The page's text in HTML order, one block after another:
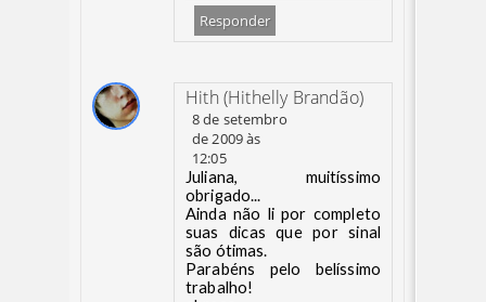
Responder
Hith (Hithelly Brandão)
8 de setembro
de 2009 às
12:05
Juliana, muitíssimo
obrigado...
Ainda não li por completo
suas dicas que por sinal
são ótimas.
Parabéns pelo belíssimo
trabalho!